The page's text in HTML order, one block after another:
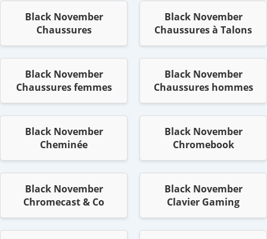
Black November
Chaussures
Black November
Chaussures à Talons
Black November
Chaussures femmes
Black November
Chaussures hommes
Black November
Cheminée
Black November
Chromebook
Black November
Chromecast & Co
Black November
Clavier Gaming